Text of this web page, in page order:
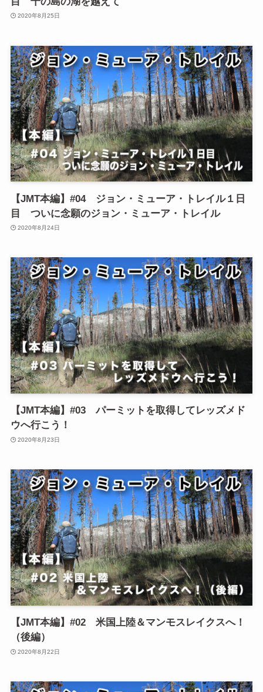
2020年8月25日
【JMT本編】#04 ジョン・ミューア・トレイル１日
目 ついに念願のジョン・ミューア・トレイル
2020年8月24日
【JMT本編】#03 パーミットを取得してレッズメド
ウへ行こう！
2020年8月23日
【JMT本編】#02 米国上陸＆マンモスレイクスへ！
（後編）
2020年8月22日